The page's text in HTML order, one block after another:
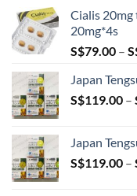
Cialis
20mg*4s
S$79.00 –
Japan
S$119.00 –
Japan
S$119.00 –